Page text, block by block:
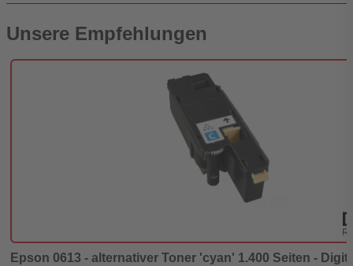
Unsere Empfehlungen
Epson 0613 - alternativer Toner 'cyan' 1.400 Seiten -